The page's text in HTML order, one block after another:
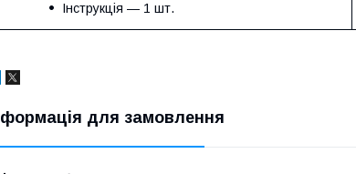
Інструкція — 1 шт.
для замовлення